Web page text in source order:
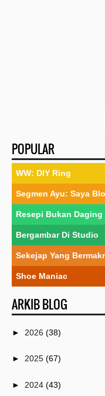
POPULAR
WW: DIY Ring
Segmen Ayu: Saya
Resepi Bukan
Bergambar Di Studio
Sekejap Yang
Shoe Maniac
ARKIB BLOG
► 2026 (38)
► 2025 (67)
► 2024 (43)